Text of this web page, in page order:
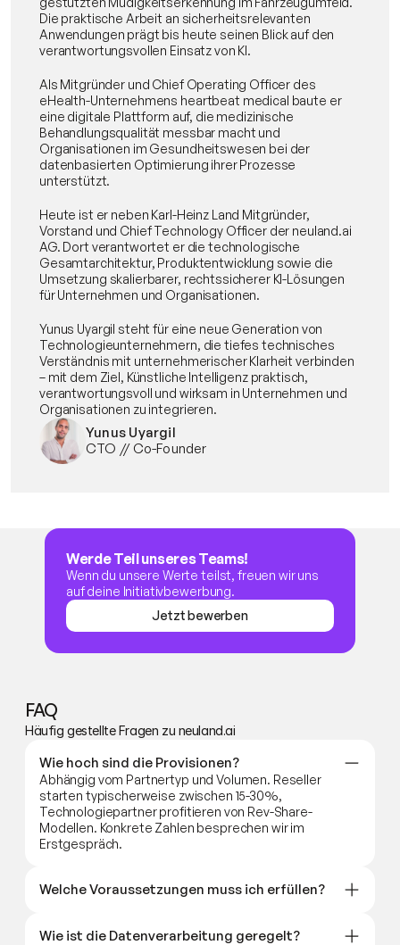
Die praktische Arbeit an sicherheitsrelevanten
Anwendungen prägt bis heute seinen Blick auf den
verantwortungsvollen Einsatz von KI.
Als Mitgründer und Chief Operating Officer des
eHealth-Unternehmens heartbeat medical baute er
eine digitale Plattform auf, die medizinische
Behandlungsqualität messbar macht und
Organisationen im Gesundheitswesen bei der
datenbasierten Optimierung ihrer Prozesse
unterstützt.
Heute ist er neben Karl-Heinz Land Mitgründer,
Vorstand und Chief Technology Officer der neuland.ai
AG. Dort verantwortet er die technologische
Gesamtarchitektur, Produktentwicklung sowie die
Umsetzung skalierbarer, rechtssicherer KI-Lösungen
für Unternehmen und Organisationen.
Yunus Uyargil steht für eine neue Generation von
Technologieunternehmern, die tiefes technisches
Verständnis mit unternehmerischer Klarheit verbinden
– mit dem Ziel, Künstliche Intelligenz praktisch,
verantwortungsvoll und wirksam in Unternehmen und
Organisationen zu integrieren.
Yunus Uyargil
CTO // Co-Founder
FAQ
Häufig gestellte Fragen zu neuland.ai
Wie hoch sind die Provisionen?
Abhängig vom Partnertyp und Volumen. Reseller
starten typischerweise zwischen 15-30%,
Technologiepartner profitieren von Rev-Share-
Modellen. Konkrete Zahlen besprechen wir im
Erstgespräch.
Welche Voraussetzungen muss ich erfüllen?
Wie ist die Datenverarbeitung geregelt?
Werde Teil unseres Teams!
Wenn du unsere Werte teilst, freuen wir uns
auf deine Initiativbewerbung.
Jetzt bewerben
Jetzt bewerben